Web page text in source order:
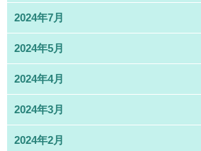
2024年7月
2024年5月
2024年4月
2024年3月
2024年2月